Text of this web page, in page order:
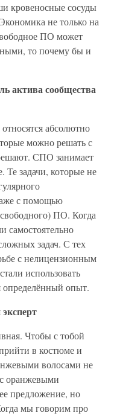
кровеносные сосуды
не только на
ПО может
то почему бы и
актива сообщества
абсолютно
можно решать с
СПО занимает
задачи, которые не
с помощью
ПО. Когда
самостоятельно
задач. С тех
с нелицензионным
использовать
определённый опыт.
Чтобы с тобой
в костюме и
волосами не
оранжевыми
предложение, но
мы говорим про